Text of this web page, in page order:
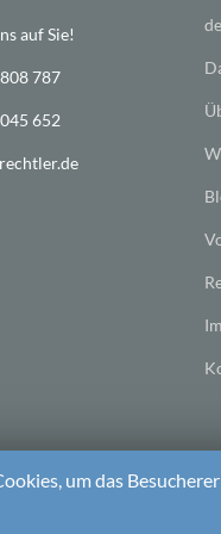
auf Sie!
787
652
um das